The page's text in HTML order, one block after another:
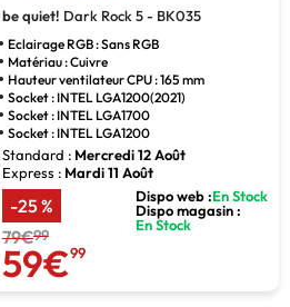
be quiet! Dark Rock 5 - BK035
Eclairage RGB : Sans RGB
Matériau : Cuivre
Hauteur ventilateur CPU : 165 mm
Socket : INTEL LGA1200(2021)
Socket : INTEL LGA1700
Socket : INTEL LGA1200
Standard : Mercredi 12 Août
Express : Mardi 11 Août
-25 %
79€99
59€99
Dispo web :En Stock
Dispo magasin :
En Stock